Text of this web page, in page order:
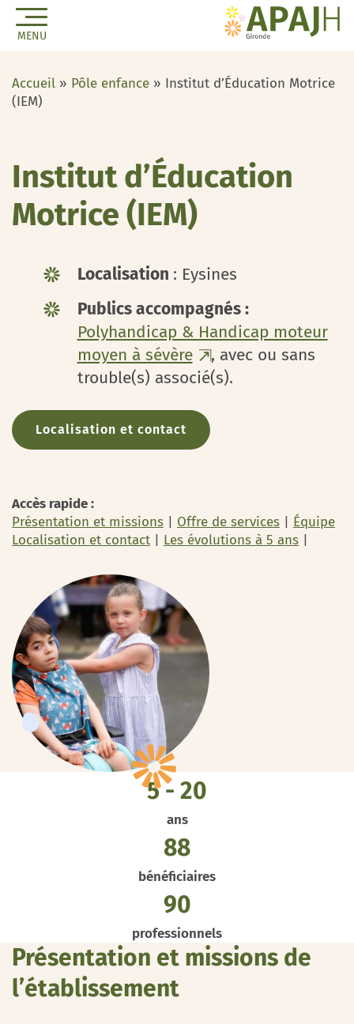
MENU
Accueil » Pôle enfance » Institut d’Éducation Motrice
(IEM)
Institut d’Éducation
Motrice (IEM)
Localisation : Eysines
Publics accompagnés :
Polyhandicap & Handicap moteur
moyen à sévère
, avec ou sans
trouble(s) associé(s).
Localisation et contact
Accès rapide :
Présentation et missions
Offre de services
Équipe
Localisation et contact
Les évolutions à 5 ans
5 - 20
ans
88
bénéficiaires
90
professionnels
Présentation et missions de
l’établissement